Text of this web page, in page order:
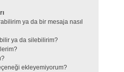
ya da bir mesaja nasıl
ya da silebilirim?
ekleyemiyorum?